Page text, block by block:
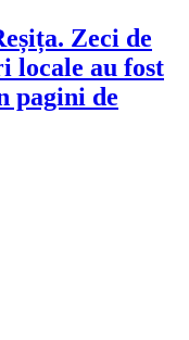
Zeci de
locale au fost
pagini de